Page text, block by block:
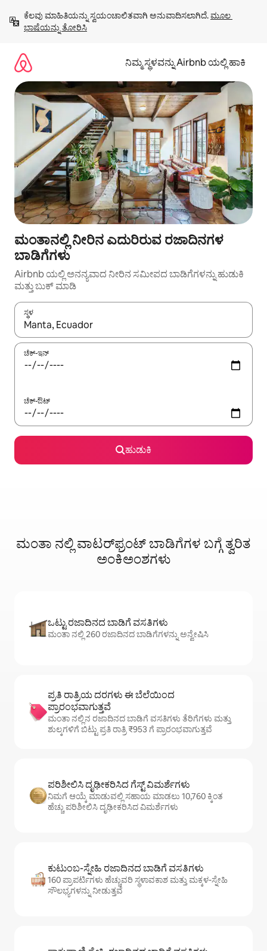
ಹೋಗಿ
ಕೆಲವು ಮಾಹಿತಿಯನ್ನು ಸ್ವಯಂಚಾಲಿತವಾಗಿ ಅನುವಾದಿಸಲಾಗಿದೆ. ಮೂಲ
ಭಾಷೆಯನ್ನು ತೋರಿಸಿ
ನಿಮ್ಮ ಸ್ಥಳವನ್ನು Airbnb ಯಲ್ಲಿ ಹಾಕಿ
ಮಂತಾನಲ್ಲಿ ನೀರಿನ ಎದುರಿರುವ ರಜಾದಿನಗಳ
ಬಾಡಿಗೆಗಳು
Airbnb ಯಲ್ಲಿ ಅನನ್ಯವಾದ ನೀರಿನ ಸಮೀಪದ ಬಾಡಿಗೆಗಳನ್ನು ಹುಡುಕಿ
ಮತ್ತು ಬುಕ್ ಮಾಡಿ
ಸ್ಥಳ
ಫಲಿತಾಂಶಗಳು ಲಭ್ಯವಿರುವಾಗ, ಅಪ್ ಮತ್ತು ಡೌನ್ ಬಾಣದ ಕೀಲಿಗಳೊಂದಿಗೆ
ಚೆಕ್-ಇನ್
ಚೆಕ್-ಔಟ್
ಹುಡುಕಿ
ಮಂತಾ ನಲ್ಲಿ ವಾಟರ್‌ಫ್ರಂಟ್‌ ಬಾಡಿಗೆಗಳ ಬಗ್ಗೆ ತ್ವರಿತ
ಅಂಕಿಅಂಶಗಳು
ಒಟ್ಟು ರಜಾದಿನದ ಬಾಡಿಗೆ ವಸತಿಗಳು
ಮಂತಾ ನಲ್ಲಿ 260 ರಜಾದಿನದ ಬಾಡಿಗೆಗಳನ್ನು ಅನ್ವೇಷಿಸಿ
ಪ್ರತಿ ರಾತ್ರಿಯ ದರಗಳು ಈ ಬೆಲೆಯಿಂದ
ಪ್ರಾರಂಭವಾಗುತ್ತವೆ
ಮಂತಾ ನಲ್ಲಿನ ರಜಾದಿನದ ಬಾಡಿಗೆ ವಸತಿಗಳು ತೆರಿಗೆಗಳು ಮತ್ತು
ಶುಲ್ಕಗಳಿಗೆ ಬಿಟ್ಟು ಪ್ರತಿ ರಾತ್ರಿ ₹953 ಗೆ ಪ್ರಾರಂಭವಾಗುತ್ತವೆ
ಪರಿಶೀಲಿಸಿ ದೃಢೀಕರಿಸಿದ ಗೆಸ್ಟ್ ವಿಮರ್ಶೆಗಳು
ನಿಮಗೆ ಆಯ್ಕೆ ಮಾಡುವಲ್ಲಿ ಸಹಾಯ ಮಾಡಲು 10,760 ಕ್ಕಿಂತ
ಹೆಚ್ಚು ಪರಿಶೀಲಿಸಿ ದೃಢೀಕರಿಸಿದ ವಿಮರ್ಶೆಗಳು
ಕುಟುಂಬ-ಸ್ನೇಹಿ ರಜಾದಿನದ ಬಾಡಿಗೆ ವಸತಿಗಳು
160 ಪ್ರಾಪರ್ಟಿಗಳು ಹೆಚ್ಚುವರಿ ಸ್ಥಳಾವಕಾಶ ಮತ್ತು ಮಕ್ಕಳ-ಸ್ನೇಹಿ
ಸೌಲಭ್ಯಗಳನ್ನು ನೀಡುತ್ತವೆ